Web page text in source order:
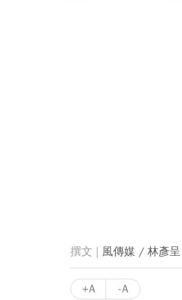
風傳媒 / 林彥呈
+A -A